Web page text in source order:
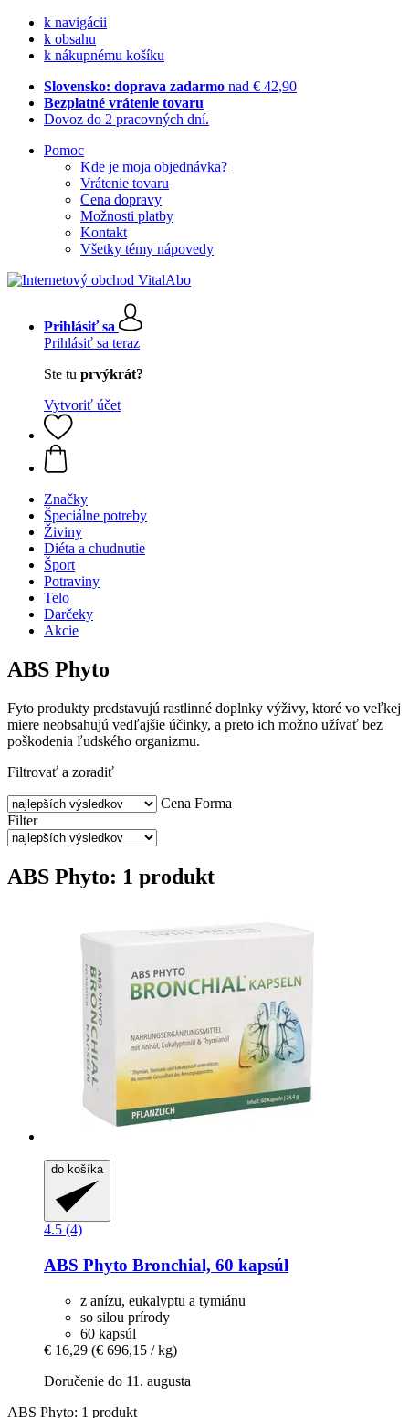
k navigácii
k obsahu
k nákupnému košíku
Slovensko: doprava zadarmo nad € 42,90
Bezplatné vrátenie tovaru
Dovoz do 2 pracovných dní.
Pomoc
Kde je moja objednávka?
Vrátenie tovaru
Cena dopravy
Možnosti platby
Kontakt
Všetky témy nápovedy
Prihlásiť sa
Prihlásiť sa teraz
Ste tu prvýkrát?
Vytvoriť účet
Značky
Špeciálne potreby
Živiny
Diéta a chudnutie
Šport
Potraviny
Telo
Darčeky
Akcie
ABS Phyto
Fyto produkty predstavujú rastlinné doplnky výživy, ktoré vo veľkej
miere neobsahujú vedľajšie účinky, a preto ich možno užívať bez
poškodenia ľudského organizmu.
Filtrovať a zoradiť
Cena Forma
Filter
ABS Phyto: 1 produkt
do košíka
4.5 (4)
ABS Phyto Bronchial, 60 kapsúl
z anízu, eukalyptu a tymiánu
so silou prírody
60 kapsúl
€ 16,29 (€ 696,15 / kg)
Doručenie do 11. augusta
ABS Phyto: 1 produkt